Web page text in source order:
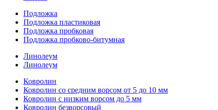
Подложка
Подложка пластиковая
Подложка пробковая
Подложка пробково-битумная
Линолеум
Линолеум
Ковролин
Ковролин со средним ворсом от 5 до 10 мм
Ковролин с низким ворсом до 5 мм
Ковролин безворсовый